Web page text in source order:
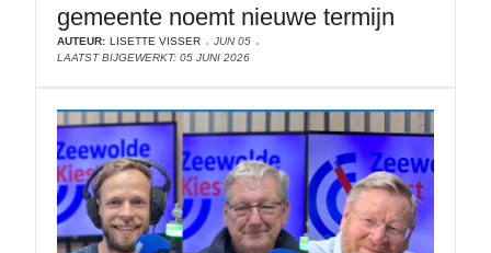
gemeente noemt nieuwe termijn
AUTEUR: LISETTE VISSER
JUN 05
LAATST BIJGEWERKT: 05 JUNI 2026